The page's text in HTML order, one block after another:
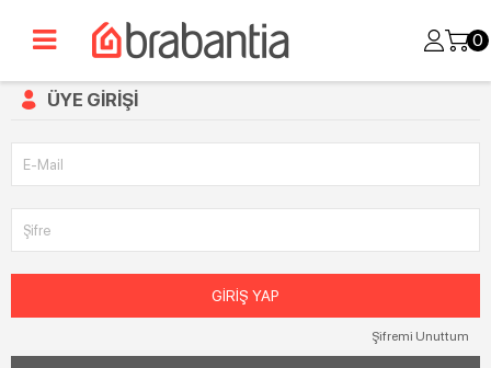
0
ÜYE GIRIŞI
E-Mail
Şifre
GIRIŞ YAP
Şifremi Unuttum